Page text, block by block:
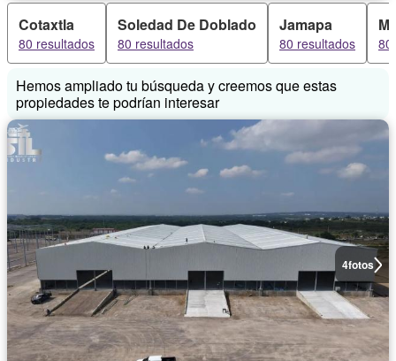
Cotaxtla
80 resultados
Soledad De Doblado
80 resultados
Jamapa
80 resultados 80
Hemos ampliado tu búsqueda y creemos que estas
propiedades te podrían interesar
4fotos